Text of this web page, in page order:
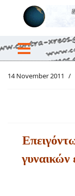
14 November 2011
γυναικών